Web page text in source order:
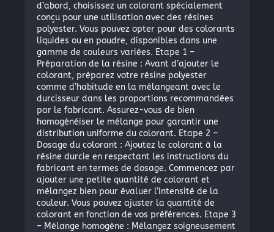
d’abord, choisissez un colorant spécialement
conçu pour une utilisation avec des résines
polyester. Vous pouvez opter pour des colorants
liquides ou en poudre, disponibles dans une
gamme de couleurs variées. Etape 1 –
Préparation de la résine : Avant d’ajouter le
colorant, préparez votre résine polyester
comme d’habitude en la mélangeant avec le
durcisseur dans les proportions recommandées
par le fabricant. Assurez-vous de bien
homogénéiser le mélange pour garantir une
distribution uniforme du colorant. Etape 2 –
Dosage du colorant : Ajoutez le colorant à la
résine durcie en respectant les instructions du
fabricant en termes de dosage. Commencez par
ajouter une petite quantité de colorant et
mélangez bien pour évaluer l’intensité de la
couleur. Vous pouvez ajuster la quantité de
colorant en fonction de vos préférences. Etape 3
– Mélange homogène : Mélangez soigneusement
Les colles structurales: Époxydes, Polyuréthanes,
Les colles instantanées
Les colles souples